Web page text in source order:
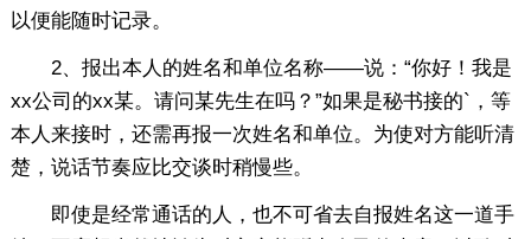
以便能随时记录。
2、报出本人的姓名和单位名称——说：“你好！我是
xx公司的xx某。请问某先生在吗？”如果是秘书接的`，等
本人来接时，还需再报一次姓名和单位。为使对方能听清
楚，说话节奏应比交谈时稍慢些。
即使是经常通话的人，也不可省去自报姓名这一道手